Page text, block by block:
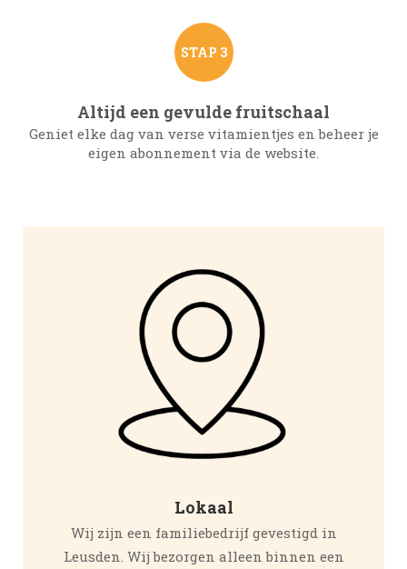
STAP 3
Altijd een gevulde fruitschaal
Geniet elke dag van verse vitamientjes en beheer je
eigen abonnement via de website.
Lokaal
Wij zijn een familiebedrijf gevestigd in
Leusden. Wij bezorgen alleen binnen een